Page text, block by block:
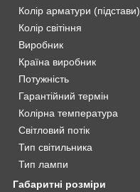
Колір арматури (підстави)
Колір світіння
Виробник
Країна виробник
Потужність
Гарантійний термін
Колірна температура
Світловий потік
Тип світильника
Тип лампи
Габаритні розміри